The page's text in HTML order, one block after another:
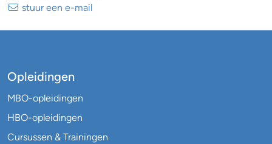
stuur een e-mail
Opleidingen
MBO-opleidingen
HBO-opleidingen
Cursussen & Trainingen